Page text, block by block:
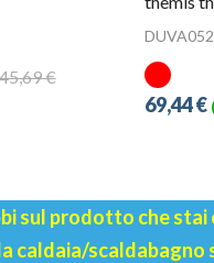
€
69,44 €
sul prodotto che stai
caldaia/scaldabagno